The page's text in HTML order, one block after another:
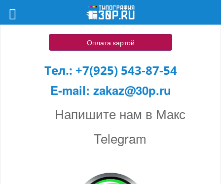
Оплата картой
Тел.: +7(925) 543-87-54
E-mail: zakaz@30p.ru
Напишите нам в Макс
Telegram